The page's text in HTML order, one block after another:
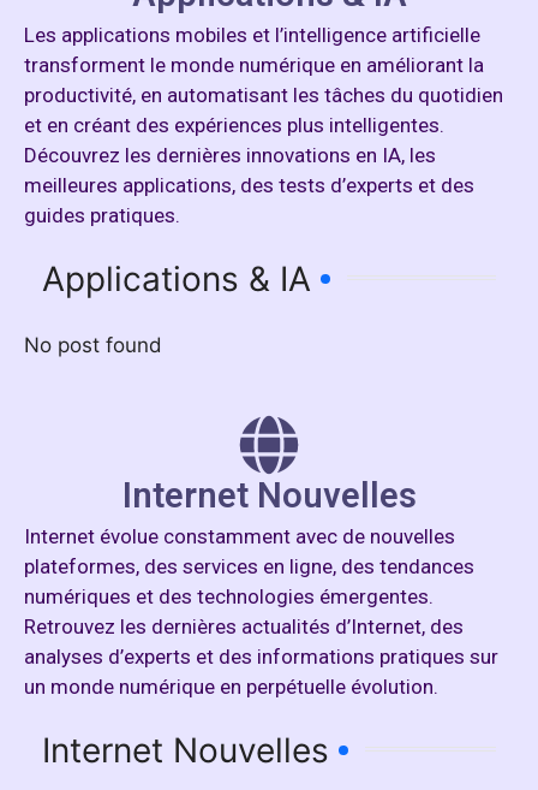
Les applications mobiles et l’intelligence artificielle
transforment le monde numérique en améliorant la
productivité, en automatisant les tâches du quotidien
et en créant des expériences plus intelligentes.
Découvrez les dernières innovations en IA, les
meilleures applications, des tests d’experts et des
guides pratiques.
Applications & IA
No post found
Internet Nouvelles
Internet évolue constamment avec de nouvelles
plateformes, des services en ligne, des tendances
numériques et des technologies émergentes.
Retrouvez les dernières actualités d’Internet, des
analyses d’experts et des informations pratiques sur
un monde numérique en perpétuelle évolution.
Internet Nouvelles